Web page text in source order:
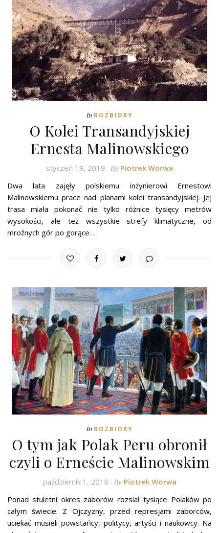
In ROZBIORY
O Kolei Transandyjskiej
Ernesta Malinowskiego
styczeń 19, 2019 By Piotrek Worwa
Dwa lata zajęły polskiemu inżynierowi Ernestowi
Malinowskiemu prace nad planami kolei transandyjskiej. Jej
trasa miała pokonać nie tylko różnice tysięcy metrów
wysokości, ale też wszystkie strefy klimatyczne, od
mroźnych gór po gorące…
In ROZBIORY
O tym jak Polak Peru obronił
czyli o Erneście Malinowskim
październik 1, 2018 By Piotrek Worwa
Ponad stuletni okres zaborów rozsiał tysiące Polaków po
całym świecie. Z Ojczyzny, przed represjami zaborców,
uciekać musieli powstańcy, politycy, artyści i naukowcy. Na